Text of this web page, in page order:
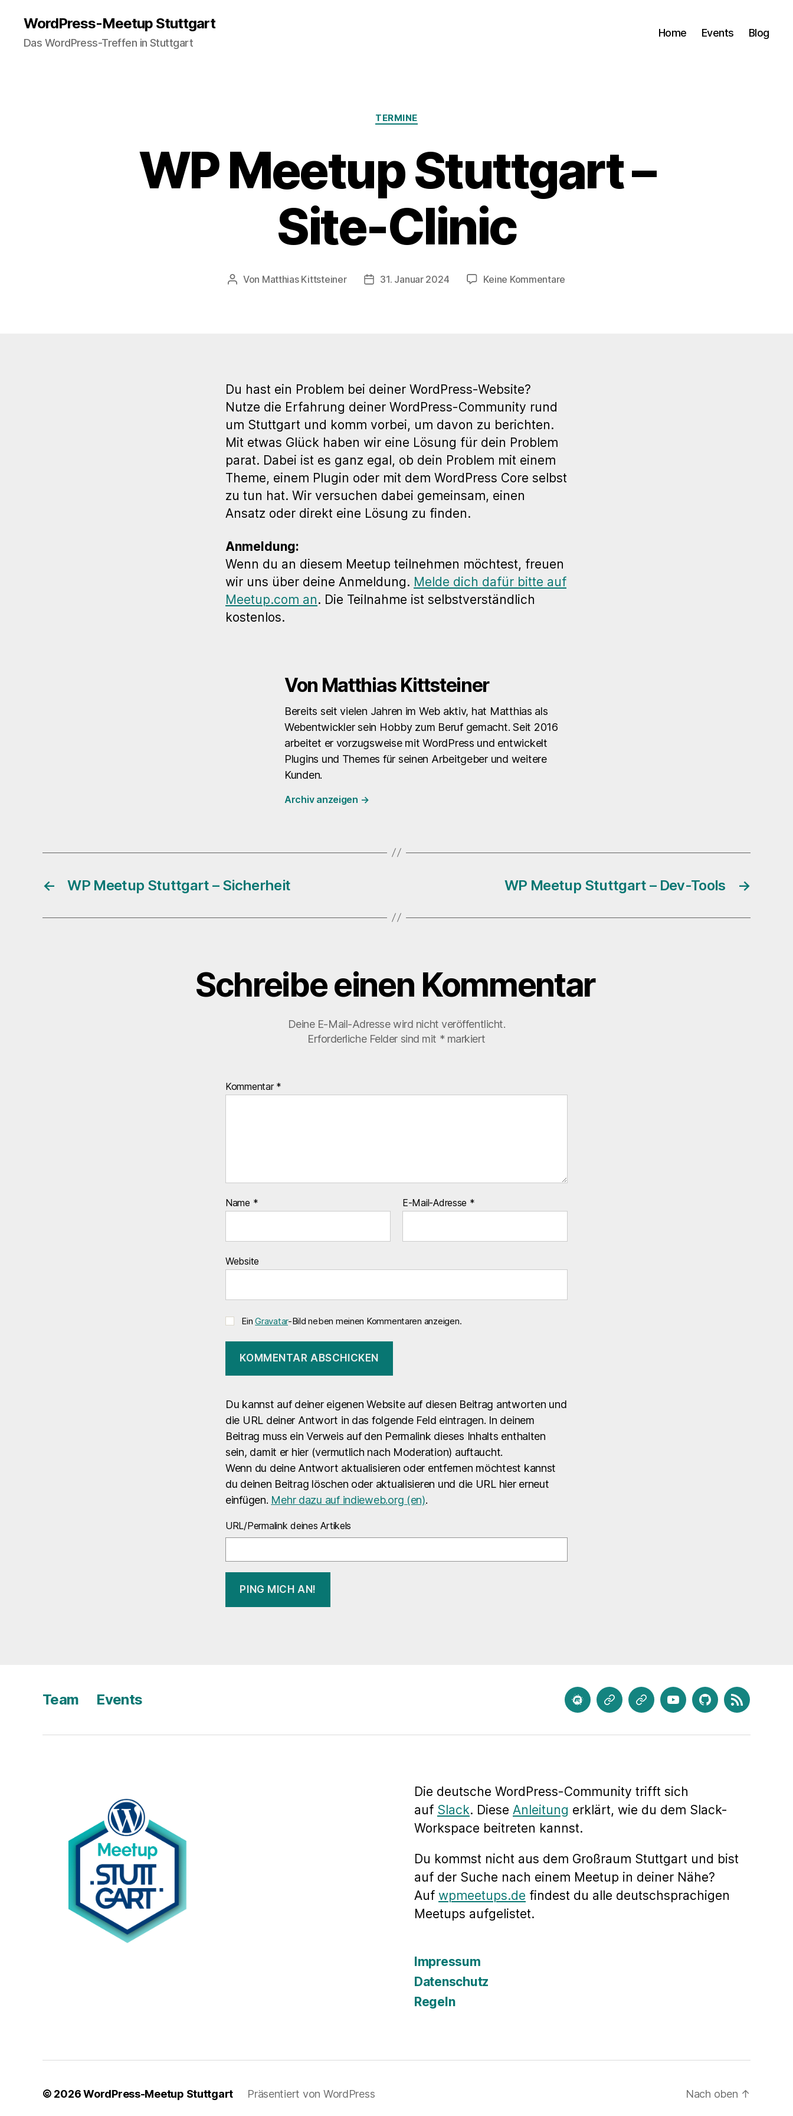
WordPress-Meetup Stuttgart
Das WordPress-Treffen in Stuttgart
Home Events Blog
Kategorien
TERMINE
WP Meetup Stuttgart –
Site-Clinic
Beitragsautor
Von Matthias Kittsteiner Veröffentlichungsdatum
31. Januar 2024 Keine Kommentare
Du hast ein Problem bei deiner WordPress-Website?
Nutze die Erfahrung deiner WordPress-Community rund
um Stuttgart und komm vorbei, um davon zu berichten.
Mit etwas Glück haben wir eine Lösung für dein Problem
parat. Dabei ist es ganz egal, ob dein Problem mit einem
Theme, einem Plugin oder mit dem WordPress Core selbst
zu tun hat. Wir versuchen dabei gemeinsam, einen
Ansatz oder direkt eine Lösung zu finden.
Anmeldung:
Wenn du an diesem Meetup teilnehmen möchtest, freuen
wir uns über deine Anmeldung. Melde dich dafür bitte auf
Meetup.com an. Die Teilnahme ist selbstverständlich
kostenlos.
Von Matthias Kittsteiner
Bereits seit vielen Jahren im Web aktiv, hat Matthias als
Webentwickler sein Hobby zum Beruf gemacht. Seit 2016
arbeitet er vorzugsweise mit WordPress und entwickelt
Plugins und Themes für seinen Arbeitgeber und weitere
Kunden.
Archiv anzeigen →
← WP Meetup Stuttgart – Sicherheit →
WP Meetup Stuttgart – Dev-Tools
Schreibe einen Kommentar
Deine E-Mail-Adresse wird nicht veröffentlicht.
Erforderliche Felder sind mit * markiert
Kommentar *
Name * E-Mail-Adresse *
Website
EinGravatar-Bild neben meinen Kommentaren anzeigen.
Du kannst auf deiner eigenen Website auf diesen Beitrag antworten und
die URL deiner Antwort in das folgende Feld eintragen. In deinem
Beitrag muss ein Verweis auf den Permalink dieses Inhalts enthalten
sein, damit er hier (vermutlich nach Moderation) auftaucht.
Wenn du deine Antwort aktualisieren oder entfernen möchtest kannst
du deinen Beitrag löschen oder aktualisieren und die URL hier erneut
einfügen. Mehr dazu auf indieweb.org (en).
URL/Permalink deines Artikels
Team Events meetup.com
MastodonBlueskyYoutubeGitHubFeed
Die deutsche WordPress-Community trifft sich
auf Slack. Diese Anleitung erklärt, wie du dem Slack-
Workspace beitreten kannst.
Du kommst nicht aus dem Großraum Stuttgart und bist
auf der Suche nach einem Meetup in deiner Nähe?
Auf wpmeetups.de findest du alle deutschsprachigen
Meetups aufgelistet.
Impressum
Datenschutz
Regeln
© 2026WordPress-Meetup Stuttgart Präsentiert von WordPress Nach oben ↑